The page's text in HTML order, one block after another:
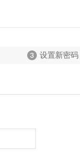
设置新密码